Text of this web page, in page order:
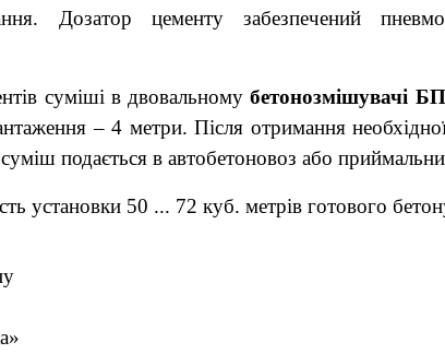
Дозатор цементу забезпечений
суміші в двовальномубетонозмішувачі
– 4 метри. Після отримання
суміш подається в автобетоновоз або
установки 50 ... 72 куб. метрів готового